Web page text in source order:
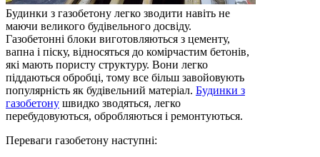
Будинки з газобетону легко зводити навіть не
маючи великого будівельного досвіду.
Газобетонні блоки виготовляються з цементу,
вапна і піску, відносяться до комірчастим бетонів,
які мають пористу структуру. Вони легко
піддаються обробці, тому все більш завойовують
популярність як будівельний матеріал. Будинки з
газобетону швидко зводяться, легко
перебудовуються, обробляються і ремонтуються.
Переваги газобетону наступні: